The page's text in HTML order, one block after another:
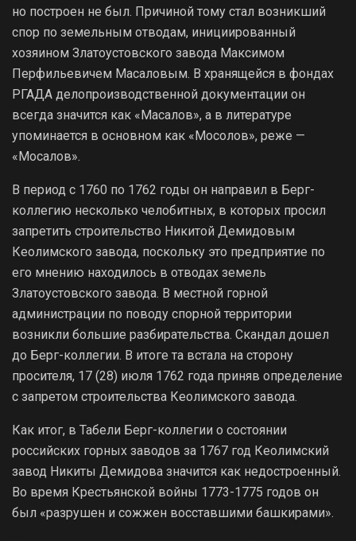
но построен не был. Причиной тому стал возникший
спор по земельным отводам, инициированный
хозяином Златоустовского завода Максимом
Перфильевичем Масаловым. В хранящейся в фондах
РГАДА делопроизводственной документации он
всегда значится как «Масалов», а в литературе
упоминается в основном как «Мосолов», реже —
«Мосалов».
В период с 1760 по 1762 годы он направил в Берг-
коллегию несколько челобитных, в которых просил
запретить строительство Никитой Демидовым
Кеолимского завода, поскольку это предприятие по
его мнению находилось в отводах земель
Златоустовского завода. В местной горной
администрации по поводу спорной территории
возникли большие разбирательства. Скандал дошел
до Берг-коллегии. В итоге та встала на сторону
просителя, 17 (28) июля 1762 года приняв определение
с запретом строительства Кеолимского завода.
Как итог, в Табели Берг-коллегии о состоянии
российских горных заводов за 1767 год Кеолимский
завод Никиты Демидова значится как недостроенный.
Во время Крестьянской войны 1773-1775 годов он
был «разрушен и сожжен восставшими башкирами».